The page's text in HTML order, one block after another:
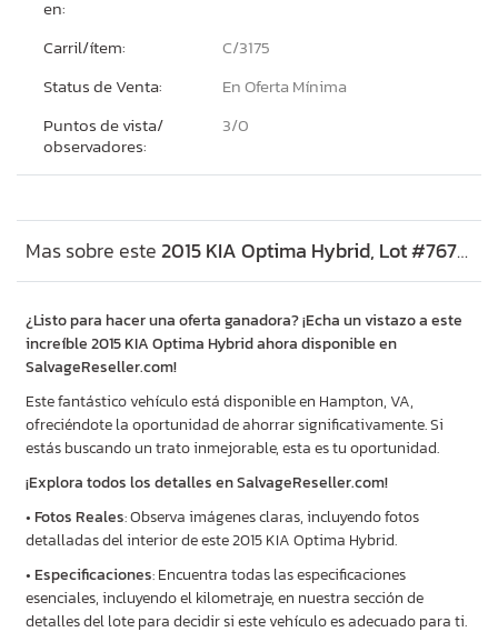
en:
Carril/ítem:
C/3175
Status de Venta:
En Oferta Mínima
Puntos de vista/
observadores:
3/0
Mas sobre este2015 KIA Optima Hybrid, Lot #76769915
¿Listo para hacer una oferta ganadora? ¡Echa un vistazo a este
increíble 2015 KIA Optima Hybrid ahora disponible en
SalvageReseller.com!
Este fantástico vehículo está disponible en Hampton, VA,
ofreciéndote la oportunidad de ahorrar significativamente. Si
estás buscando un trato inmejorable, esta es tu oportunidad.
¡Explora todos los detalles en SalvageReseller.com!
•Fotos Reales: Observa imágenes claras, incluyendo fotos
detalladas del interior de este 2015 KIA Optima Hybrid.
•Especificaciones: Encuentra todas las especificaciones
esenciales, incluyendo el kilometraje, en nuestra sección de
detalles del lote para decidir si este vehículo es adecuado para ti.